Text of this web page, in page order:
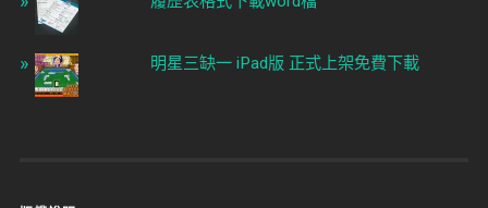
明星三缺一 iPad版 正式上架免費下載